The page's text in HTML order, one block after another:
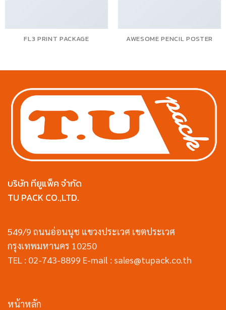
FL3 PRINT PACKAGE AWESOME PENCIL POSTER
บริษัท ทียูแพ็ค จำกัด
TU PACK CO.,LTD.
549/9 ถนนอ่อนนุช แขวงประเวศ เขตประเวศ
กรุงเทพมหานคร 10250
TEL : 02-743-8899 E-mail : sales@tupack.co.th
หน้าหลัก